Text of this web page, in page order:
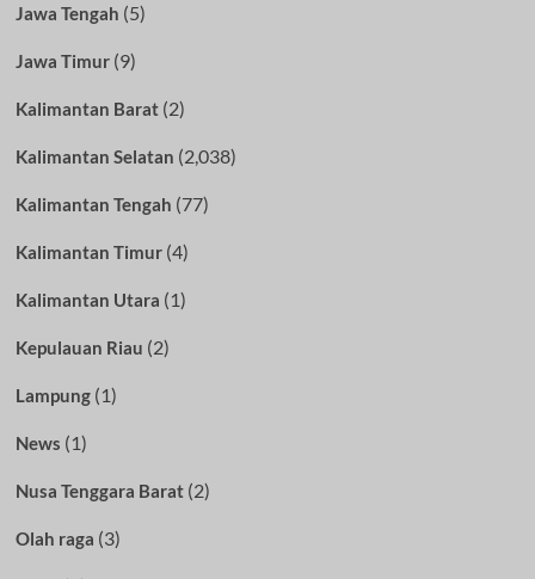
Jawa Tengah (5)
Jawa Timur(9)
Kalimantan Barat(2)
Kalimantan Selatan (2,038)
Kalimantan Tengah (77)
Kalimantan Timur(4)
Kalimantan Utara (1)
Kepulauan Riau (2)
Lampung(1)
News (1)
Nusa Tenggara Barat(2)
Olah raga (3)